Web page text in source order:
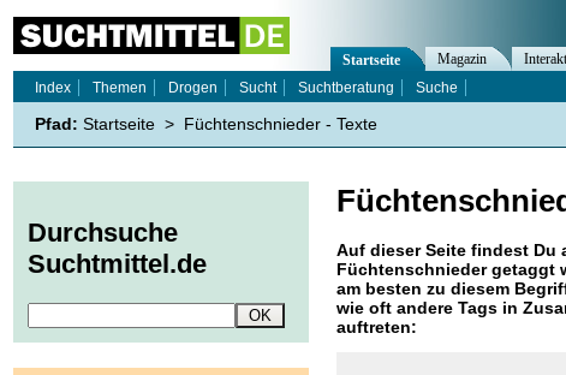
Auf dieser Seite findest Du
Füchtenschniedergetaggt
am besten zu diesem
wie oft andere Tags in
auftreten:
Startseite Magazin
Index
Themen Drogen Sucht Suchtberatung Suche
Pfad: Startseite > Füchtenschnieder - Texte
Durchsuche
Suchtmittel.de